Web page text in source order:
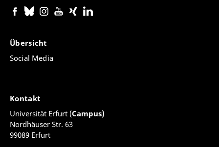
Übersicht
Social Media
Kontakt
Universität Erfurt (Campus)
Nordhäuser Str. 63
99089 Erfurt